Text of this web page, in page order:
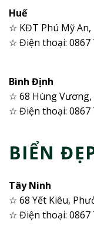
Huế
☆ KĐT Phú Mỹ An,
☆ Điện thoại: 0867
Bình Định
☆ 68 Hùng Vương,
☆ Điện thoại: 0867
BIỂN
Tây Ninh
☆ 68 Yết Kiêu,
☆ Điện thoại: 0867